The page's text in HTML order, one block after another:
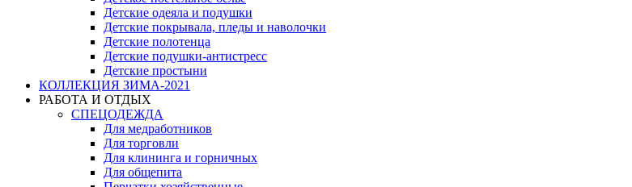
Детские одеяла и подушки
Детские покрывала, пледы и наволочки
Детские полотенца
Детские подушки-антистресс
Детские простыни
КОЛЛЕКЦИЯ ЗИМА-2021
РАБОТА И ОТДЫХ
СПЕЦОДЕЖДА
Для медработников
Для торговли
Для клининга и горничных
Для общепита